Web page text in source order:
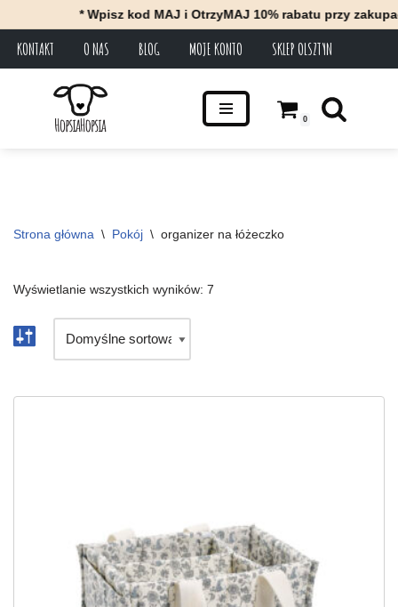
* Wpisz kod MAJ i OtrzyMAJ 10% rabatu przy zakupach
KONTAKT O NAS BLOG MOJE KONTO SKLEP OLSZTYN
0
Strona główna \ Pokój \ organizer na łóżeczko
Wyświetlanie wszystkich wyników: 7